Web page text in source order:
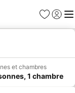
Favoris
Se
et chambres
1 chambre